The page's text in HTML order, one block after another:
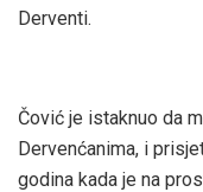
Derventi.
Čović je istaknuo da
Dervenćanima, i
godina kada je na